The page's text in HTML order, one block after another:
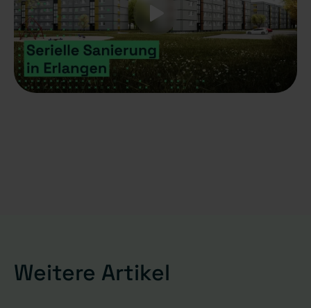
Weitere Artikel